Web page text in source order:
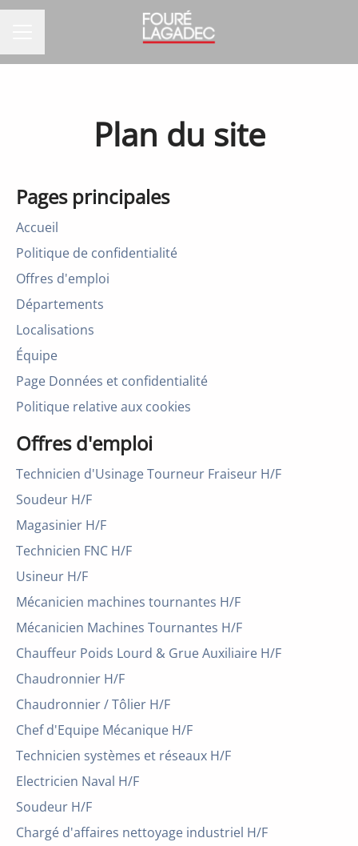
Plan du site
Pages principales
Accueil
Politique de confidentialité
Offres d'emploi
Départements
Localisations
Équipe
Page Données et confidentialité
Politique relative aux cookies
Offres d'emploi
Technicien d'Usinage Tourneur Fraiseur H/F
Soudeur H/F
Magasinier H/F
Technicien FNC H/F
Usineur H/F
Mécanicien machines tournantes H/F
Mécanicien Machines Tournantes H/F
Chauffeur Poids Lourd & Grue Auxiliaire H/F
Chaudronnier H/F
Chaudronnier / Tôlier H/F
Chef d'Equipe Mécanique H/F
Technicien systèmes et réseaux H/F
Electricien Naval H/F
Soudeur H/F
Chargé d'affaires nettoyage industriel H/F